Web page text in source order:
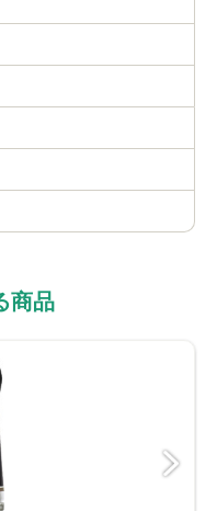
商品